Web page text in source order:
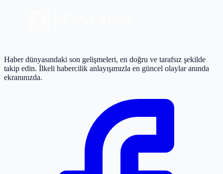
Haber dünyasındaki son gelişmeleri, en doğru ve tarafsız şekilde
takip edin. İlkeli habercilik anlayışımızla en güncel olaylar anında
ekranınızda.